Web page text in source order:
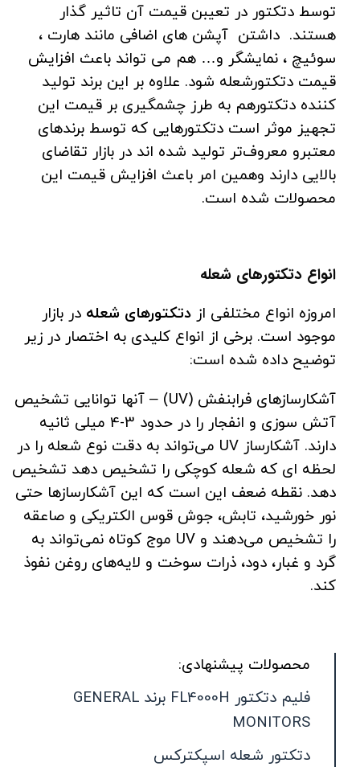
توسط دتکتور در تعیبن قیمت آن تاثیر گذار
هستند. داشتن آپشن های اضافی مانند هارت ،
سوئیچ ، نمایشگر و… هم می تواند باعث افزایش
قیمت دتکتورشعله شود. علاوه بر این برند تولید
کننده دتکتورهم به طرز چشمگیری بر قیمت این
تجهیز موثر است دتکتورهایی که توسط برند‌های
معتبرو معروف‌تر تولید شده اند در بازار تقاضای
بالایی دارند وهمین امر باعث افزایش قیمت این
محصولات شده است.
انواع دتکتورهای شعله
امروزه انواع مختلفی از دتکتورهای شعله در بازار
موجود است. برخی از انواع کلیدی به اختصار در زیر
توضیح داده شده است:
آشکارسازهای فرابنفش (UV) – آنها توانایی تشخیص
آتش سوزی و انفجار را در حدود 3-4 میلی ثانیه
دارند. آشکارساز UV می‌تواند به دقت نوع شعله را در
لحظه ای که شعله کوچکی را تشخیص دهد تشخیص
دهد. نقطه ضعف این است که این آشکارسازها حتی
نور خورشید، تابش، جوش قوس الکتریکی و صاعقه
را تشخیص می‌دهند و UV موج کوتاه نمی‌تواند به
گرد و غبار، دود، ذرات سوخت و لایه‌های روغن نفوذ
کند.
محصولات پیشنهادی:
فلیم دتکتور FL4000H برند GENERAL
MONITORS
دتکتور شعله اسپکترکس